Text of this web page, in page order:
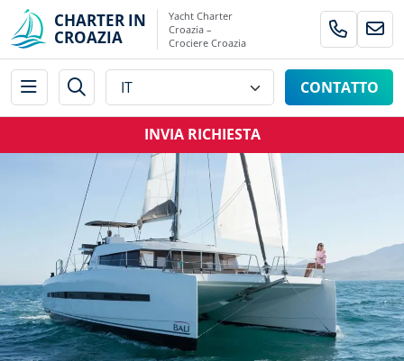
CHARTER IN
CROAZIA
Yacht Charter
Croazia –
Crociere Croazia
CONTATTO
INVIA RICHIESTA